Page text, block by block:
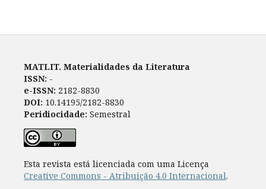
MATLIT. Materialidades da Literatura
ISSN: -
e-ISSN: 2182-8830
DOI: 10.14195/2182-8830
Peridiocidade: Semestral
Esta revista está licenciada com uma Licença
Creative Commons - Atribuição 4.0 Internacional.